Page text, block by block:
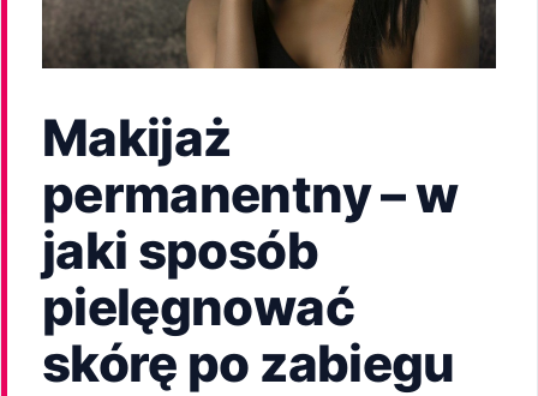
Makijaż
permanentny – w
jaki sposób
pielęgnować
skórę po zabiegu